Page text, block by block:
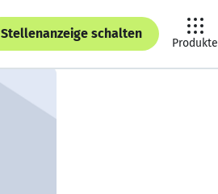
Stellenanzeige schalten
Produkte